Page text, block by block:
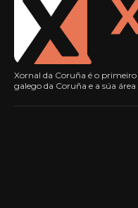
Xornal da Coruña é o
galego da Coruña e a súa